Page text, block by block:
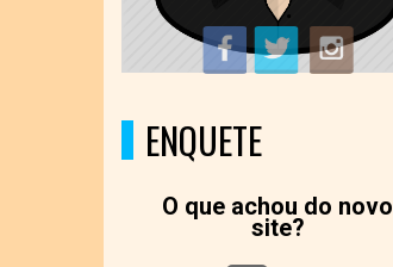
ENQUETE
O que achou do novo
site?